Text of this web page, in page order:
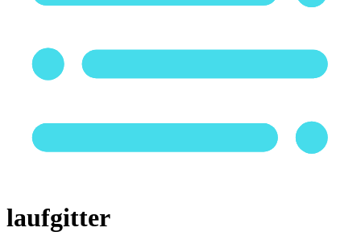
laufgitter